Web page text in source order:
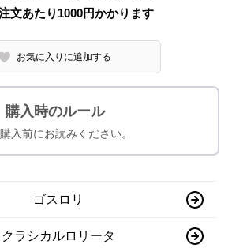
文あたり 1000円かかります
お気に入りに追加する
購入時のルール
入前にお読みください。
ゴスロリ
クラシカルロリータ